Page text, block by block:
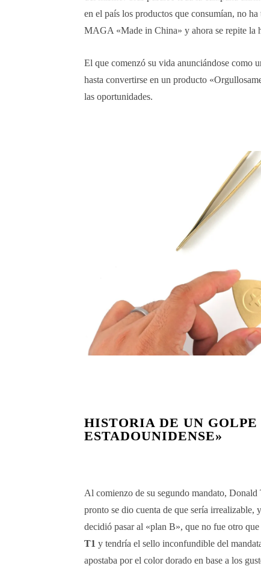
en el país los productos que consumían, no
MAGA «Made in China» y ahora se repite la
El que comenzó su vida anunciándose como
hasta convertirse en un producto
las oportunidades.
HISTORIA DE UN
ESTADOUNIDENSE»
Al comienzo de su segundo mandato,
pronto se dio cuenta de que sería
decidió pasar al «plan B», que no fue otro
T1 y tendría el sello inconfundible del
apostaba por el color dorado en base a los